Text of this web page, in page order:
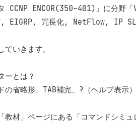
CCNP ENCOR(350-401)」に分野「
EIGRP, 冗長化, NetFlow, IP
いきます。
ーとは？
の省略形、TAB補完、?（ヘルプ表
教材」ページにある「コマンドシミ